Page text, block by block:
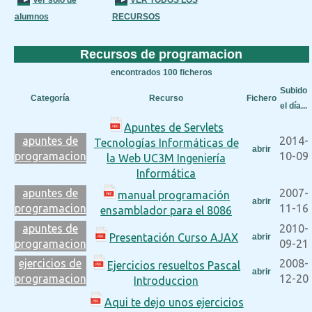
alumnos
RECURSOS
Recursos de programacion
encontrados 100 ficheros
Categoría Recurso Fichero
Subido
el día...
apuntes de
programacion
Apuntes de Servlets
Tecnologías Informáticas de
la Web UC3M Ingeniería
Informática
abrir
2014-
10-09
apuntes de
programacion
manual programación
ensamblador para el 8086
abrir
2007-
11-16
apuntes de
programacion
Presentación Curso AJAX abrir
2010-
09-21
ejercicios de
programacion
Ejercicios resueltos Pascal
Introduccion
abrir
2008-
12-20
Aqui te dejo unos ejercicios